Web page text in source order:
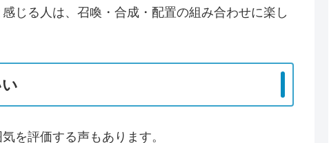
じる人は、召喚・合成・配置の組み合わせに楽し
を評価する声もあります。